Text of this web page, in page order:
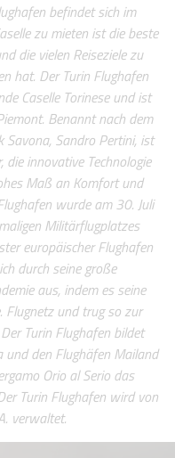
befindet sich im
zu mieten ist die beste
die vielen Reiseziele zu
hat. Der Turin Flughafen
Caselle Torinese und ist
Benannt nach dem
Savona, Sandro Pertini, ist
innovative Technologie
Maß an Komfort und
wurde am 30. Juli
Militärflugplatzes
europäischer Flughafen
durch seine große
aus, indem es seine
und trug so zur
Turin Flughafen bildet
den Flughäfen Mailand
Orio al Serio das
Turin Flughafen wird von
verwaltet.